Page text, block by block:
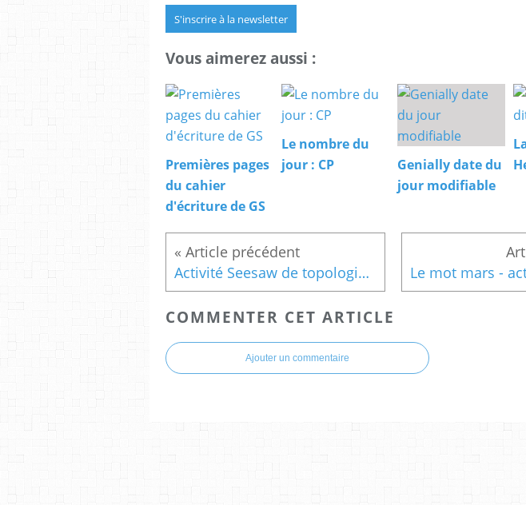
S'inscrire à la newsletter
Vous aimerez aussi :
Premières pages
du cahier
d'écriture de GS
Le nombre du
jour : CP
Genially date du
jour modifiable
Activité Seesaw de topologie - GS
COMMENTER CET ARTICLE
Ajouter un commentaire